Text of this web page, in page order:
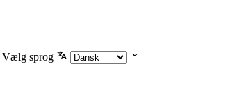
Vælg sprog